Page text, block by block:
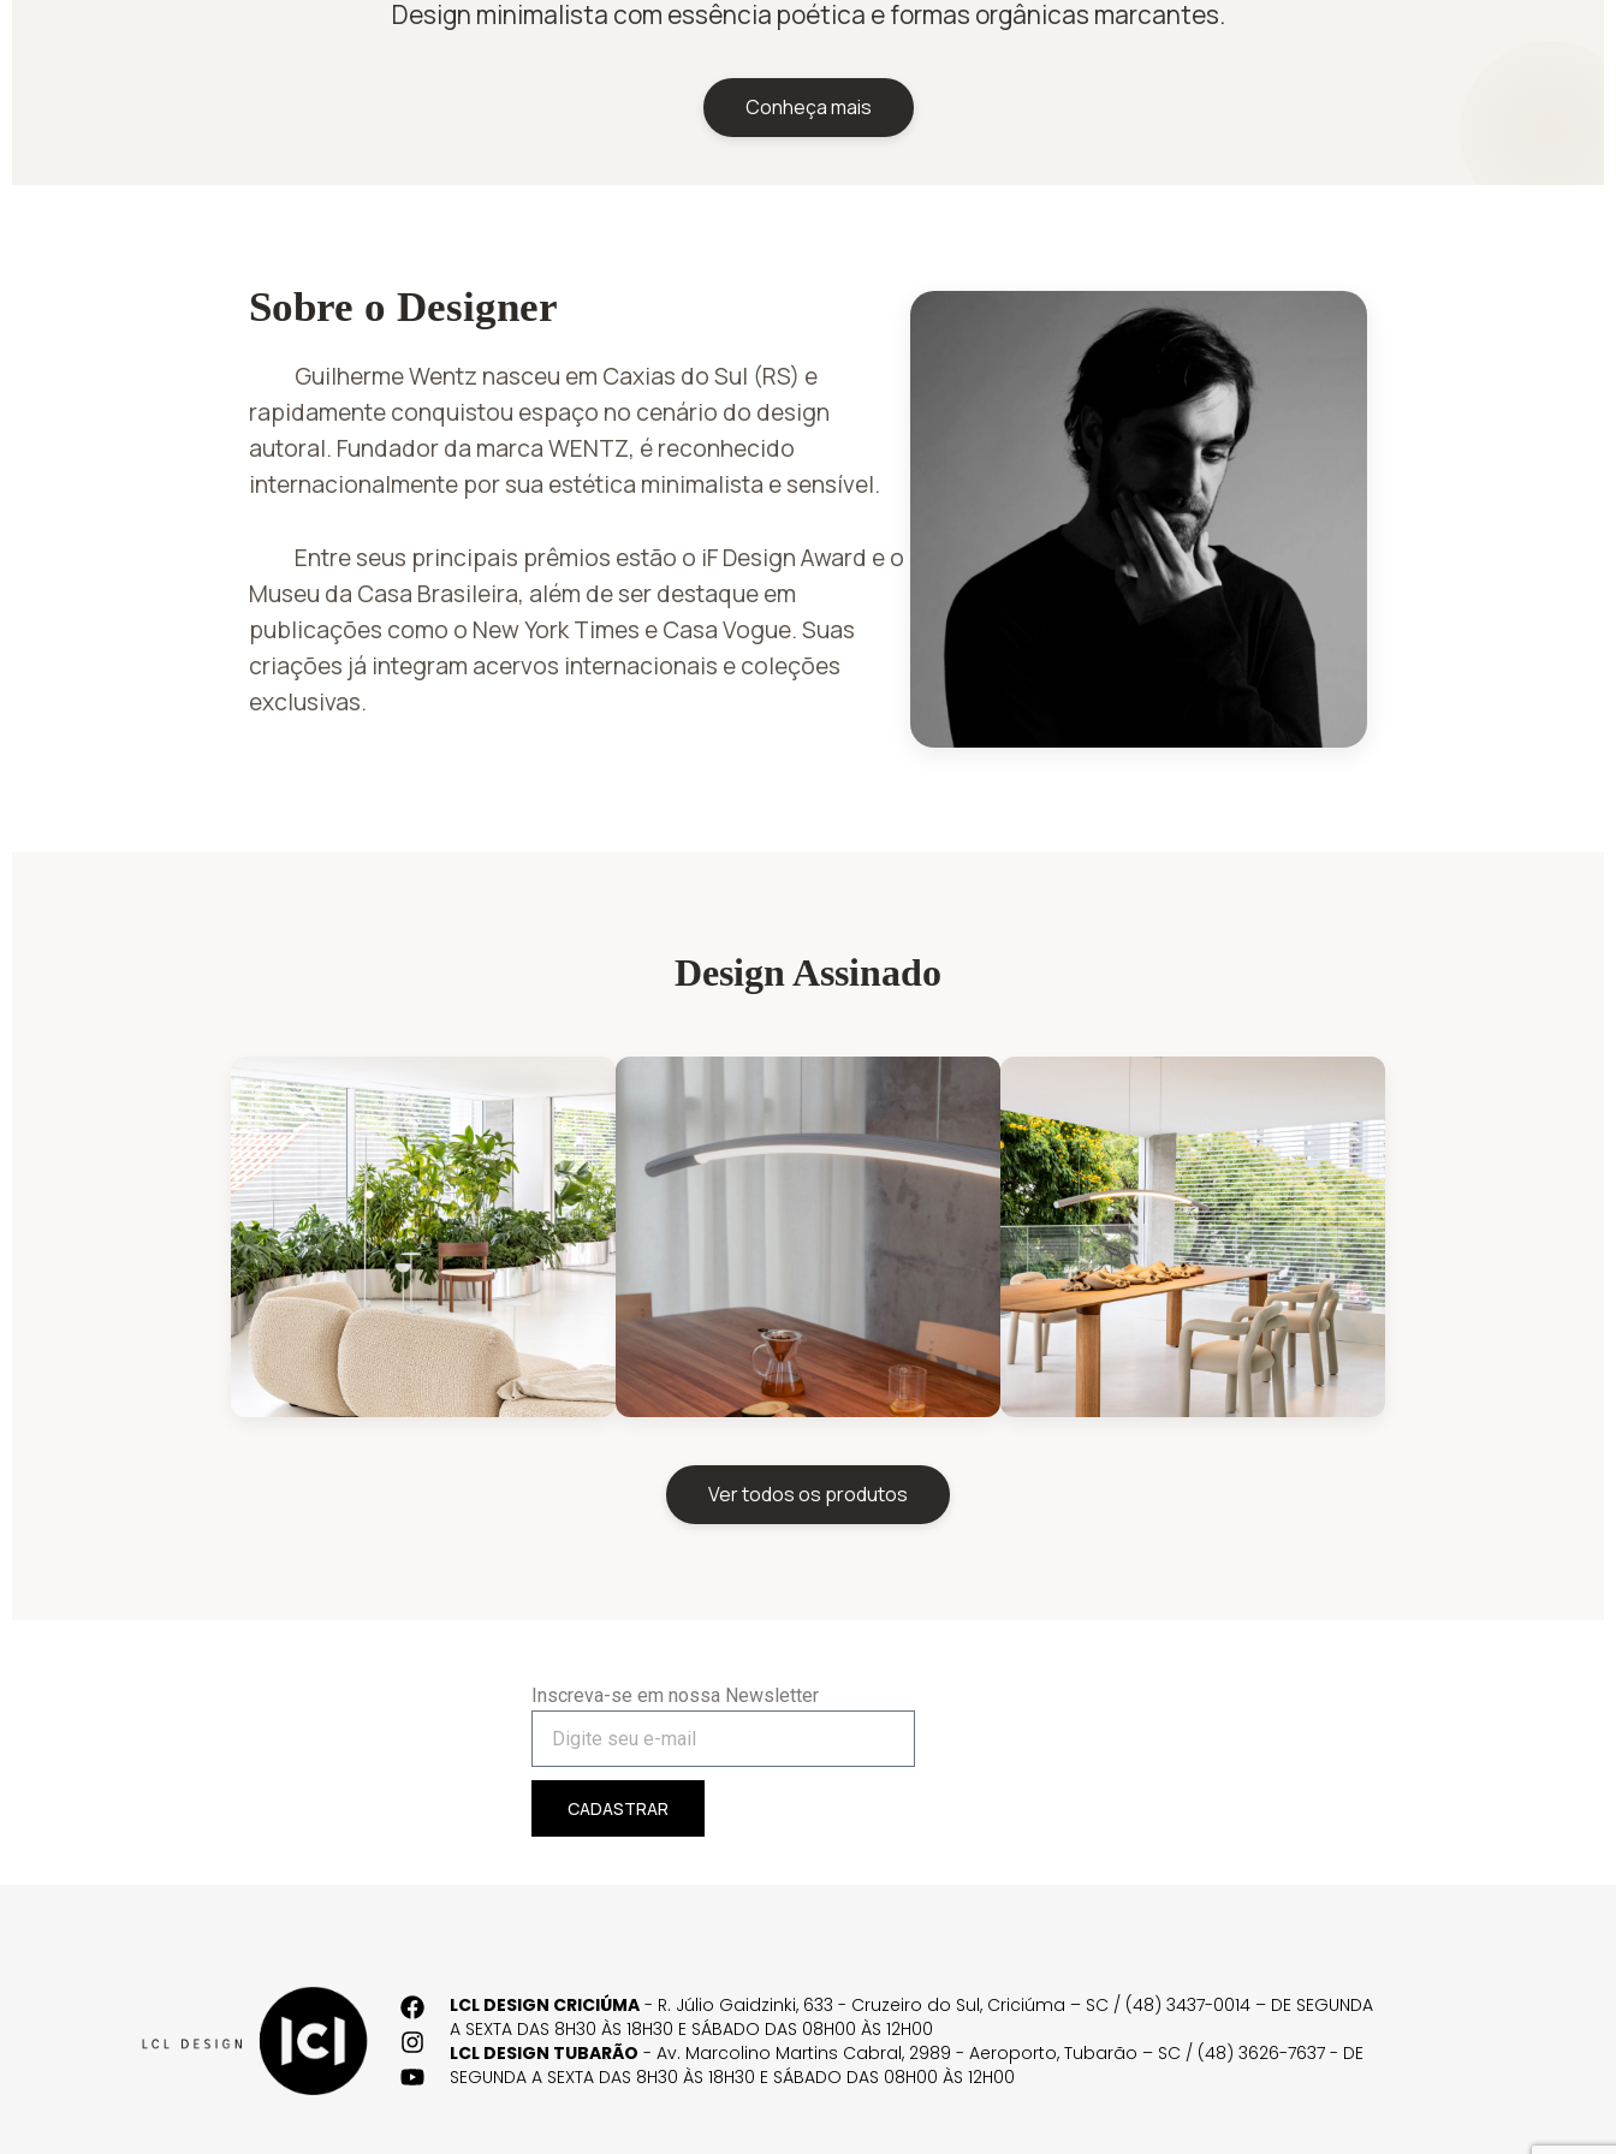
Design minimalista com essência poética e formas orgânicas marcantes.
Conheça mais
Sobre o Designer
Guilherme Wentz nasceu em Caxias do Sul (RS) e
rapidamente conquistou espaço no cenário do design
autoral. Fundador da marca WENTZ, é reconhecido
internacionalmente por sua estética minimalista e sensível.
Entre seus principais prêmios estão o iF Design Award e o
Museu da Casa Brasileira, além de ser destaque em
publicações como o New York Times e Casa Vogue. Suas
criações já integram acervos internacionais e coleções
exclusivas.
Design Assinado
Ver todos os produtos
Inscreva-se em nossa Newsletter
CADASTRAR
LCL DESIGN CRICIÚMA - R. Júlio Gaidzinki, 633 - Cruzeiro do Sul, Criciúma – SC / (48) 3437-0014 – DE SEGUNDA
A SEXTA DAS 8H30 ÀS 18H30 E SÁBADO DAS 08H00 ÀS 12H00
LCL DESIGN TUBARÃO - Av. Marcolino Martins Cabral, 2989 - Aeroporto, Tubarão – SC / (48) 3626-7637 - DE
SEGUNDA A SEXTA DAS 8H30 ÀS 18H30 E SÁBADO DAS 08H00 ÀS 12H00